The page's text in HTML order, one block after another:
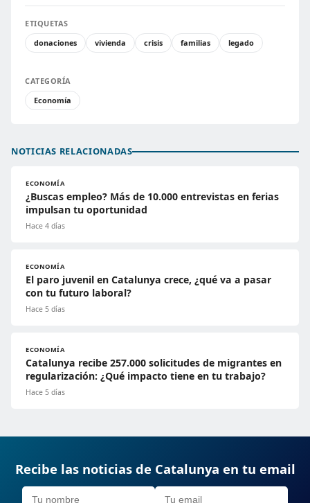
ETIQUETAS
donaciones
vivienda crisis familias legado
CATEGORÍA
Economía
NOTICIAS RELACIONADAS
ECONOMÍA
¿Buscas empleo? Más de 10.000 entrevistas en ferias
impulsan tu oportunidad
Hace 4 días
ECONOMÍA
El paro juvenil en Catalunya crece, ¿qué va a pasar
con tu futuro laboral?
Hace 5 días
ECONOMÍA
Catalunya recibe 257.000 solicitudes de migrantes en
regularización: ¿Qué impacto tiene en tu trabajo?
Hace 5 días
Recibe las noticias de Catalunya en tu email